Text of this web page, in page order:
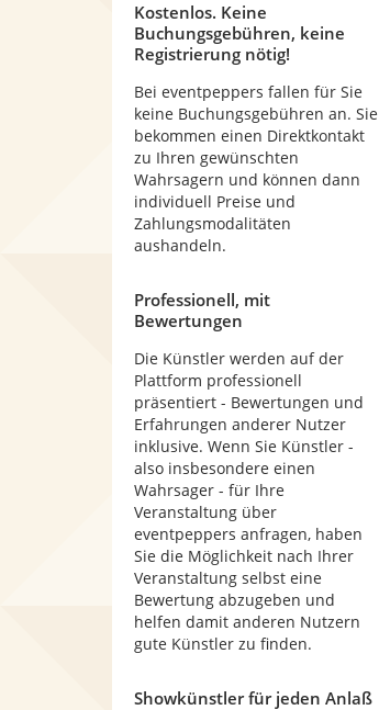
Kostenlos. Keine
Buchungsgebühren, keine
Registrierung nötig!
Bei eventpeppers fallen für Sie
keine Buchungsgebühren an. Sie
bekommen einen Direktkontakt
zu Ihren gewünschten
Wahrsagern und können dann
individuell Preise und
Zahlungsmodalitäten
aushandeln.
Professionell, mit
Bewertungen
Die Künstler werden auf der
Plattform professionell
präsentiert - Bewertungen und
Erfahrungen anderer Nutzer
inklusive. Wenn Sie Künstler -
also insbesondere einen
Wahrsager - für Ihre
Veranstaltung über
eventpeppers anfragen, haben
Sie die Möglichkeit nach Ihrer
Veranstaltung selbst eine
Bewertung abzugeben und
helfen damit anderen Nutzern
gute Künstler zu finden.
Showkünstler für jeden Anlaß